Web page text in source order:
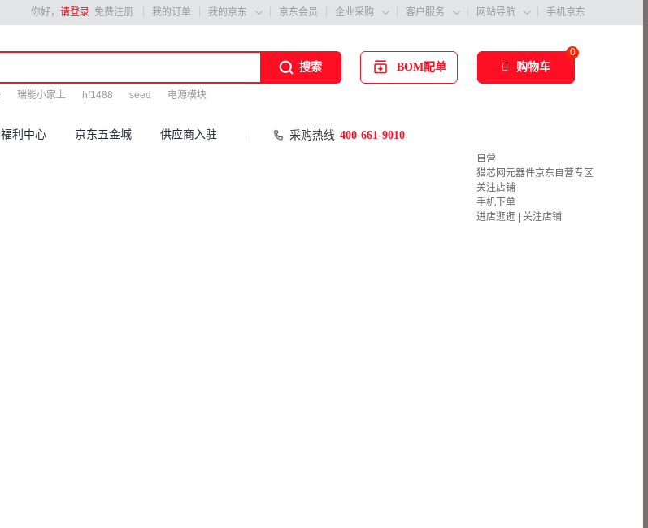
你好， 请登录 免费注册 我的订单 我的京东  京东会员 企业采购  客户服务  网站导航  手机京东
搜索
瑞能小家上 hf1488 seed 电源模块
BOM配单
0
购物车
福利中心 京东五金城 供应商入驻 采购热线 400-661-9010
自营
猎芯网元器件京东自营专区
关注店铺
手机下单
进店逛逛
关注店铺